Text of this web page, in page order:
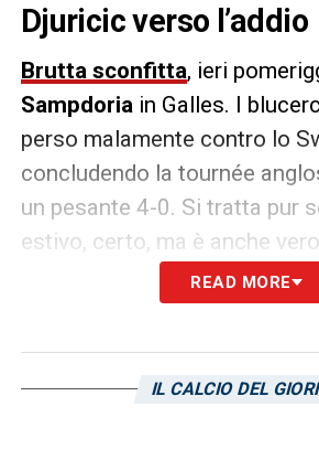
Djuricic verso l’addio
Brutta sconfitta, ieri
Sampdoria in Galles. I
perso malamente contro lo
concludendo la tournée
un pesante 4-0. Si tratta pur
estivo, certo, ma è anche
ufficiale in Coppa Italia sarà
di una settimana, il 12
gallesi per trarre alcuni spunti
READ MORE
IL CALCIO DEL